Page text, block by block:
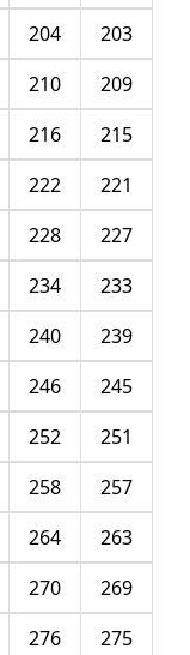
203
204
209
210
215
216
221
222
227
228
233
234
239
240
245
246
251
252
257
258
263
264
269
270
275
276